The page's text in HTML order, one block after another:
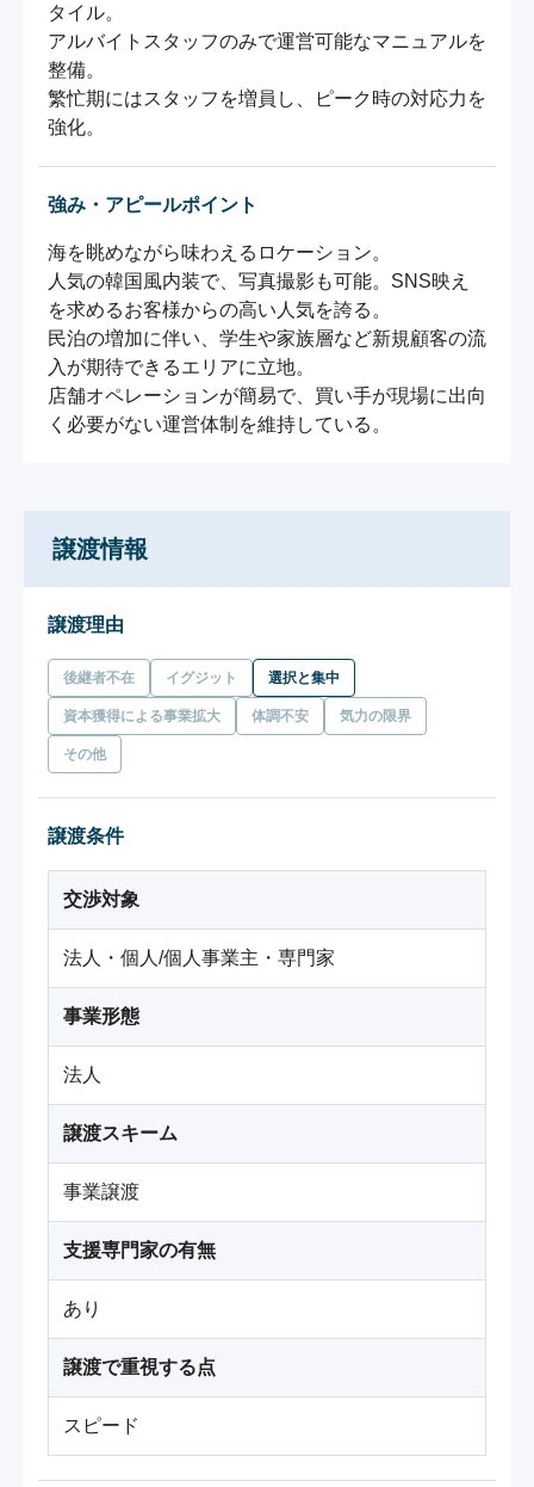
タイル。
アルバイトスタッフのみで運営可能なマニュアルを
整備。
繁忙期にはスタッフを増員し、ピーク時の対応力を
強化。
強み・アピールポイント
海を眺めながら味わえるロケーション。
人気の韓国風内装で、写真撮影も可能。SNS映え
を求めるお客様からの高い人気を誇る。
⺠泊の増加に伴い、学生や家族層など新規顧客の流
入が期待できるエリアに立地。
店舗オペレーションが簡易で、買い手が現場に出向
く必要がない運営体制を維持している。
譲渡情報
譲渡理由
後継者不在 イグジット 選択と集中
資本獲得による事業拡大 体調不安 気力の限界
その他
譲渡条件
交渉対象
法人・個人/個人事業主・専門家
事業形態
法人
譲渡スキーム
事業譲渡
支援専門家の有無
あり
譲渡で重視する点
スピード